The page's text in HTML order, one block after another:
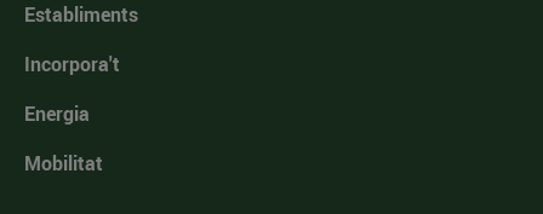
Establiments
Incorpora't
Energia
Mobilitat